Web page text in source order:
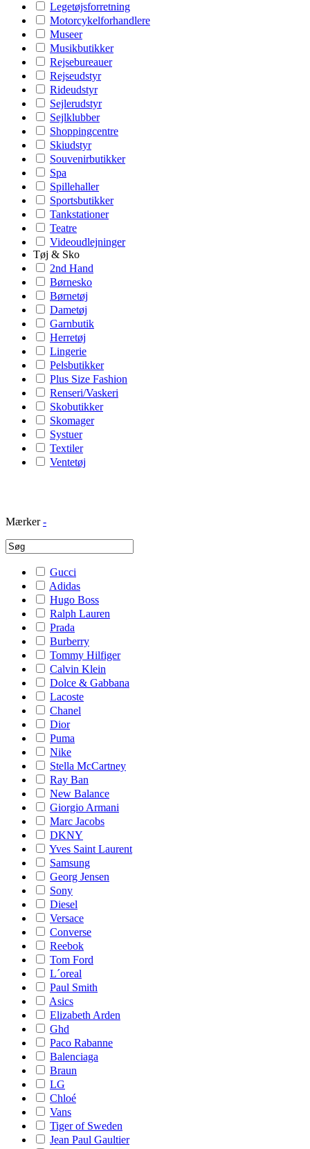
Legetøjsforretning
Motorcykelforhandlere
Museer
Musikbutikker
Rejsebureauer
Rejseudstyr
Rideudstyr
Sejlerudstyr
Sejlklubber
Shoppingcentre
Skiudstyr
Souvenirbutikker
Spa
Spillehaller
Sportsbutikker
Tankstationer
Teatre
Videoudlejninger
Tøj & Sko
2nd Hand
Børnesko
Børnetøj
Dametøj
Garnbutik
Herretøj
Lingerie
Pelsbutikker
Plus Size Fashion
Renseri/Vaskeri
Skobutikker
Skomager
Systuer
Textiler
Ventetøj
Mærker -
Gucci
Adidas
Hugo Boss
Ralph Lauren
Prada
Burberry
Tommy Hilfiger
Calvin Klein
Dolce & Gabbana
Lacoste
Chanel
Dior
Puma
Nike
Stella McCartney
Ray Ban
New Balance
Giorgio Armani
Marc Jacobs
DKNY
Yves Saint Laurent
Samsung
Georg Jensen
Sony
Diesel
Versace
Converse
Reebok
Tom Ford
L´oreal
Paul Smith
Asics
Elizabeth Arden
Ghd
Paco Rabanne
Balenciaga
Braun
LG
Chloé
Vans
Tiger of Sweden
Jean Paul Gaultier